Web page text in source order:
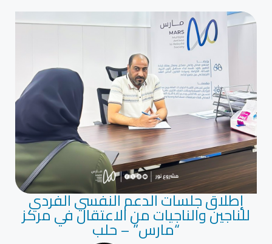
إطلاق جلسات الدعم النفسي الفردي
للناجين والناجيات من الاعتقال في مركز
“مارس” – حلب